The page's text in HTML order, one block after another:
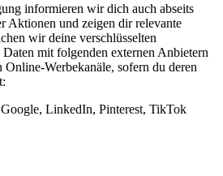
informieren wir dich auch abseits
Aktionen und zeigen dir relevante
wir deine verschlüsselten
Daten mit folgenden externen Anbietern
Online-Werbekanäle, sofern du deren
LinkedIn, Pinterest, TikTok